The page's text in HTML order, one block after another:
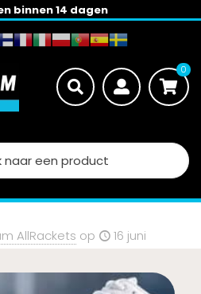
vanaf € 100,-
0
AllRackets op
16 juni